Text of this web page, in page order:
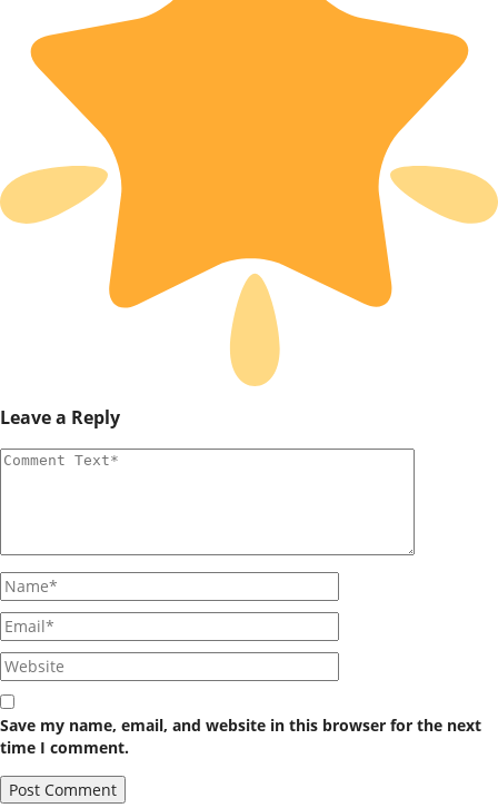
Leave a Reply
Save my name, email, and website in this browser for the next
time I comment.